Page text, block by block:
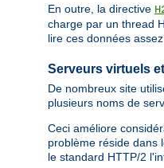
En outre, la directive
charge par un thread
lire ces données
Serveurs virtuels
De nombreux site
plusieurs noms de
Ceci améliore
problème réside dans
le standard HTTP/2